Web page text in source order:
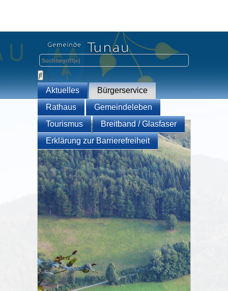
Aktuelles
Bürgerservice
Rathaus
Gemeindeleben
Tourismus
Breitband / Glasfaser
Erklärung zur Barrierefreiheit